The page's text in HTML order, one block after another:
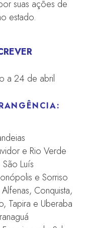
suas ações de
estado.
a 24 de abril
e Rio Verde
Luís
e Sorriso
Conquista,
Tapira e Uberaba